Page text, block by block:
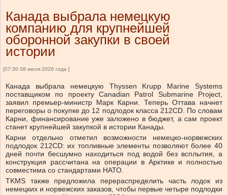
Канада выбрала немецкую
компанию для крупнейшей
оборонной закупки в своей
истории
[07:30 08 июля 2026 года ]
Канада выбрала немецкую Thyssen Krupp Marine Systems
поставщиком по проекту Canadian Patrol Submarine Project,
заявил премьер-министр Марк Карни. Теперь Оттава начнет
переговоры о покупке до 12 подлодок класса 212CD. По словам
Карни, финансирование уже заложено в бюджет, а сам проект
станет крупнейшей закупкой в истории Канады.
Карни отдельно отметил возможности немецко-норвежских
подлодок 212CD: их топливные элементы позволяют более 40
дней почти бесшумно находиться под водой без всплытия, а
конструкция рассчитана на операции в Арктике и полностью
совместима со стандартами НАТО.
TKMS также предложила перераспределить часть лодок из
немецких и норвежских заказов, чтобы первые четыре подлодки